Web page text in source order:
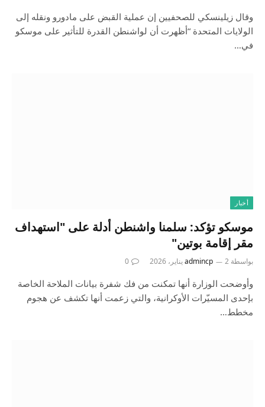
وقال زيلينسكي للصحفيين إن عملية القبض على مادورو ونقله إلى
الولايات المتحدة “أظهرت أن لواشنطن القدرة للتأثير على موسكو
في…
أخبار
موسكو تؤكد: سلمنا واشنطن أدلة على "استهداف
مقر إقامة بوتين"
بواسطة admincp 2 يناير، 2026 0
وأوضحت الوزارة أنها تمكنت من فك شفرة بيانات الملاحة الخاصة
بإحدى المسيّرات الأوكرانية، والتي زعمت أنها تكشف عن هجوم
مخطط…